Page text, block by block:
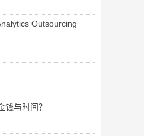
Outsourcing
钱与时间？